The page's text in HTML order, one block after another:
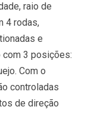
raio de
4 rodas,
e
3 posições:
Com o
controladas
de direção